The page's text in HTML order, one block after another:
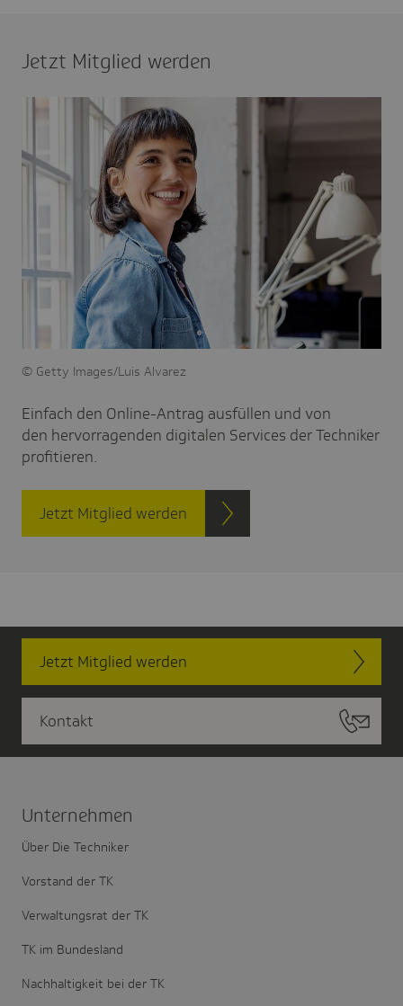
Jetzt Mitglied werden
Getty Images/Luis Alvarez
Einfach den Online-Antrag ausfüllen und von
den hervorragenden digitalen Services der Techniker
profitieren.
Jetzt Mitglied werden
Jetzt Mitglied werden
Kontakt
Unter­nehmen
Über Die Techniker
Vorstand der TK
Verwaltungsrat der TK
TK im Bundesland
Nachhaltigkeit bei der TK